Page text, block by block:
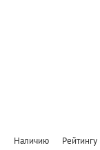
Наличию Рейтингу